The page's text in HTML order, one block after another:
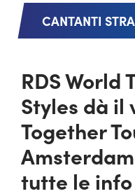
CANTANTI
RDS World
Styles dà il
Together
tutte le